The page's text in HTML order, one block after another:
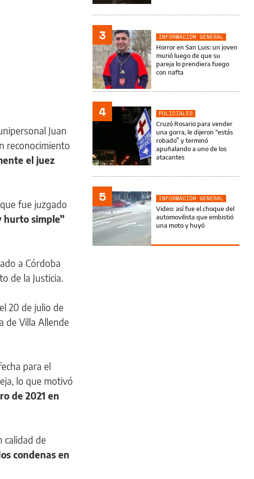
Juan
reconocimiento
el juez
fue juzgado
hurto simple”
a Córdoba
de la Justicia.
, el 20 de julio de
de Villa Allende
para el
lo que motivó
de 2021 en
calidad de
condenas en
3
INFORMACIÓN GENERAL
Horror en San Luis: un joven
murió luego de que su
pareja lo prendiera fuego
con nafta
4
POLICIALES
Cruzó Rosario para vender
una gorra, le dijeron “estás
robado” y terminó
apuñalando a uno de los
atacantes
5
INFORMACIÓN GENERAL
Video: así fue el choque del
automovilista que embistió
una moto y huyó